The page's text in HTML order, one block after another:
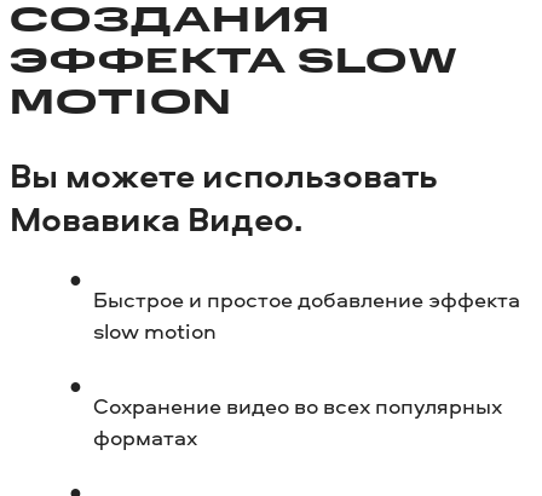
СОЗДАНИЯ
ЭФФЕКТА SLOW
MOTION
Вы можете использовать
Мовавика Видео.
Быстрое и простое добавление эффекта
slow motion
Сохранение видео во всех популярных
форматах